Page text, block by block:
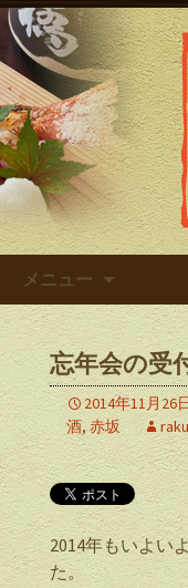
赤坂の和
あん）」
赤坂の和食
ん）」のブ
メニュー
忘年会の受
2014年11月26
酒,赤坂
2014年もいよい
た。